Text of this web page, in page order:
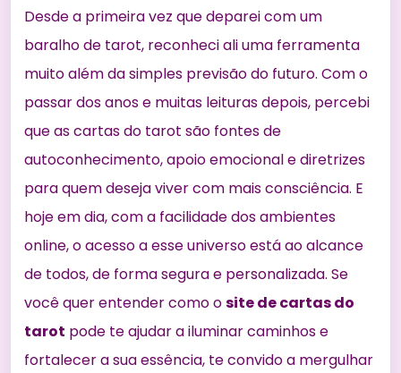
Desde a primeira vez que deparei com um
baralho de tarot, reconheci ali uma ferramenta
muito além da simples previsão do futuro. Com o
passar dos anos e muitas leituras depois, percebi
que as cartas do tarot são fontes de
autoconhecimento, apoio emocional e diretrizes
para quem deseja viver com mais consciência. E
hoje em dia, com a facilidade dos ambientes
online, o acesso a esse universo está ao alcance
de todos, de forma segura e personalizada. Se
você quer entender como osite de cartas do
tarot pode te ajudar a iluminar caminhos e
fortalecer a sua essência, te convido a mergulhar